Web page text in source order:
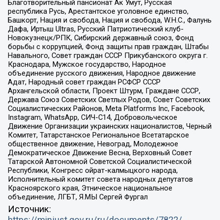
Благотворительный пансионат Ак Умут, Русская
республика Русь, Арестантское уголовное единство,
Башкорт, Нация и свобода, Нация и свобода, W.H.С., Фалунь
Дафа, Иртыш Ultras, Русский Патриотический клуб-
Новокузнецк/РПК, Сибирский державный союз, Фонд
борьбы с коррупцией, Фонд защиты прав граждан, Штабы
Навального, Совет граждан СССР Прикубанского округа г.
Краснодара, Мужское государство, Народное
объединение русского движения, Народное движение
Адат, Народный совет граждан РСФСР СССР
Архангельской области, Проект Штурм, Граждане СССР,
Держава Союз Советских Светлых Родов, Совет Советских
Социалистических Районов, Meta Platforms Inc, Facebook,
Instagram, WhatsApp, СИЧ-С14, Добровольческое
Движение Организации украинских националистов, Черный
Комитет, Татарстанское Региональное Всетатарское
общественное движение, Невоград, Молодежное
Демократическое Движение Весна, Верховный Совет
Татарской Автономной Советской Социалистической
Республики, Конгресс ойрат-калмыцкого народа,
Исполнительный комитет совета народных депутатов
Красноярского края, Этническое национальное
объединение, ЛГБТ, Я.МЫ Сергей Фургал
Источник: